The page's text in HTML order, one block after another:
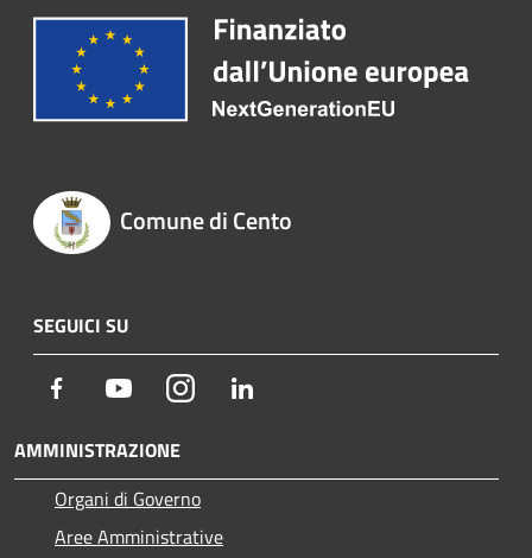
Comune di Cento
SEGUICI SU
Facebook YoutubeInstagram
AMMINISTRAZIONE
Organi di Governo
Aree Amministrative